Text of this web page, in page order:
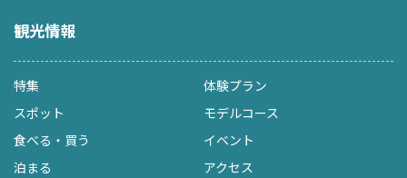
観光情報
特集
体験プラン
スポット
モデルコース
食べる・買う
イベント
泊まる
アクセス